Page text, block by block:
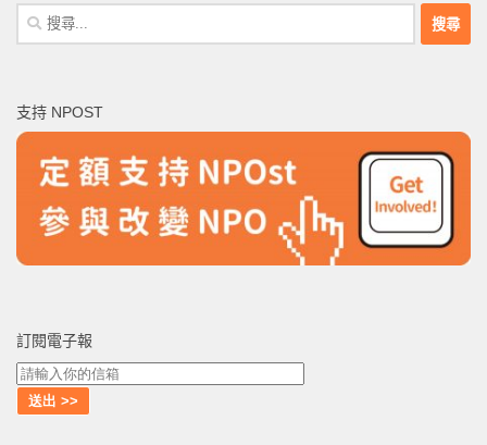
搜
尋
字:
支持 NPOST
訂閱電子報